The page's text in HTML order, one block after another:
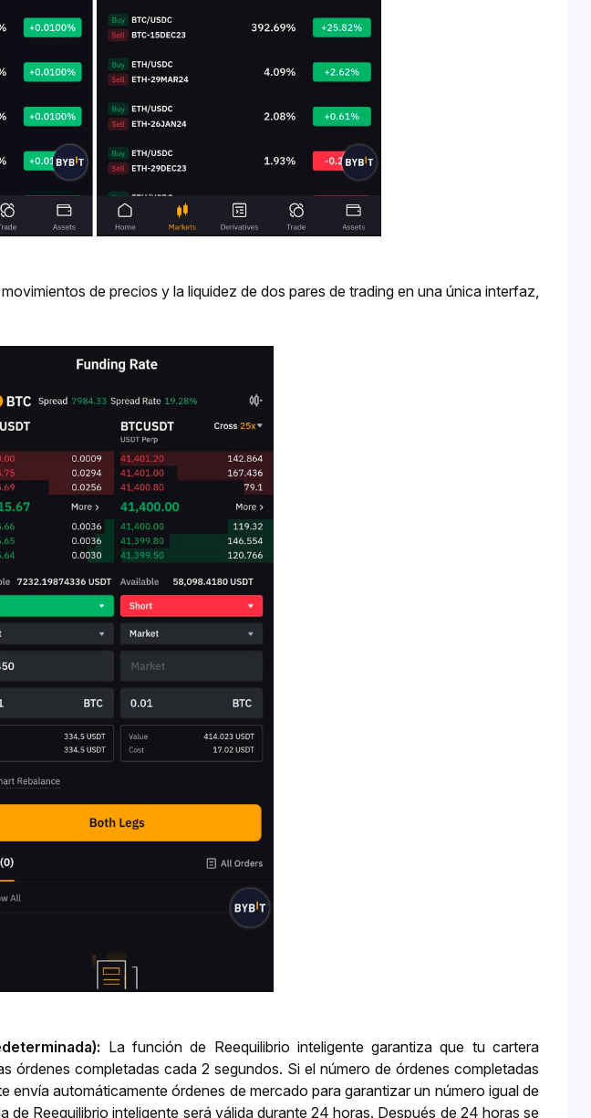
de precios y la liquidez de dos pares de trading en una única interfaz,
La función de Reequilibrio inteligente garantiza que tu cartera
órdenes completadas cada 2 segundos. Si el número de órdenes completadas
envía automáticamente órdenes de mercado para garantizar un número igual de
Reequilibrio inteligente será válida durante 24 horas. Después de 24 horas se